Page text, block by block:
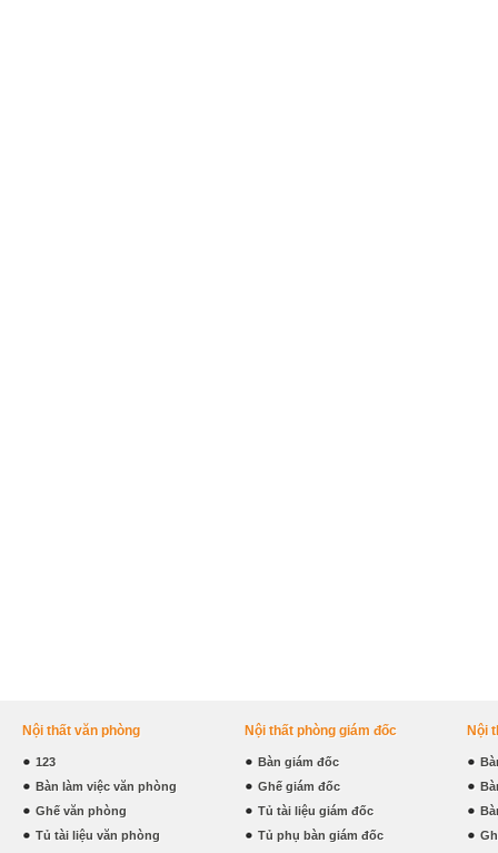
Nội thất văn phòng
123
Bàn làm việc văn phòng
Ghế văn phòng
Tủ tài liệu văn phòng
Nội thất phòng giám đốc
Bàn giám đốc
Ghế giám đốc
Tủ tài liệu giám đốc
Tủ phụ bàn giám đốc
Nội